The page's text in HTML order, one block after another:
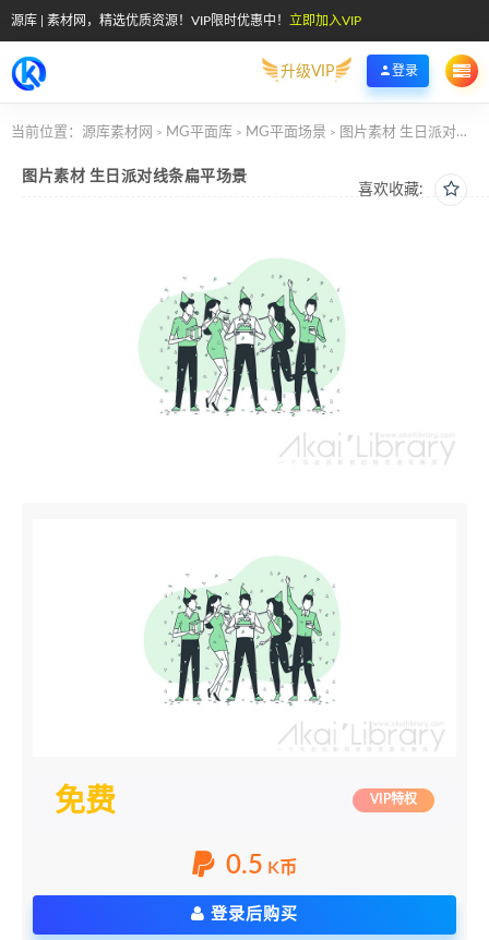
源库 | 素材网，精选优质资源！VIP限时优惠中！ 立即加入VIP
升级VIP 登录
当前位置： 源库素材网 > MG平面库 > MG平面场景 > 图片素材 生日派对线条扁平场景
喜欢收藏:
图片素材 生日派对线条扁平场景
免费 VIP特权
0.5 K币
登录后购买